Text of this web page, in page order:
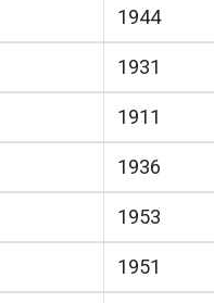
1944
1931
1911
1936
1953
1951